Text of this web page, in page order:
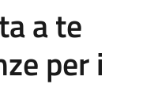
a te
per i